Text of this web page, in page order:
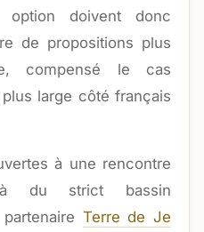
option doivent donc
de propositions plus
compensé le cas
large côté français
à une rencontre
du strict bassin
Terre de Je